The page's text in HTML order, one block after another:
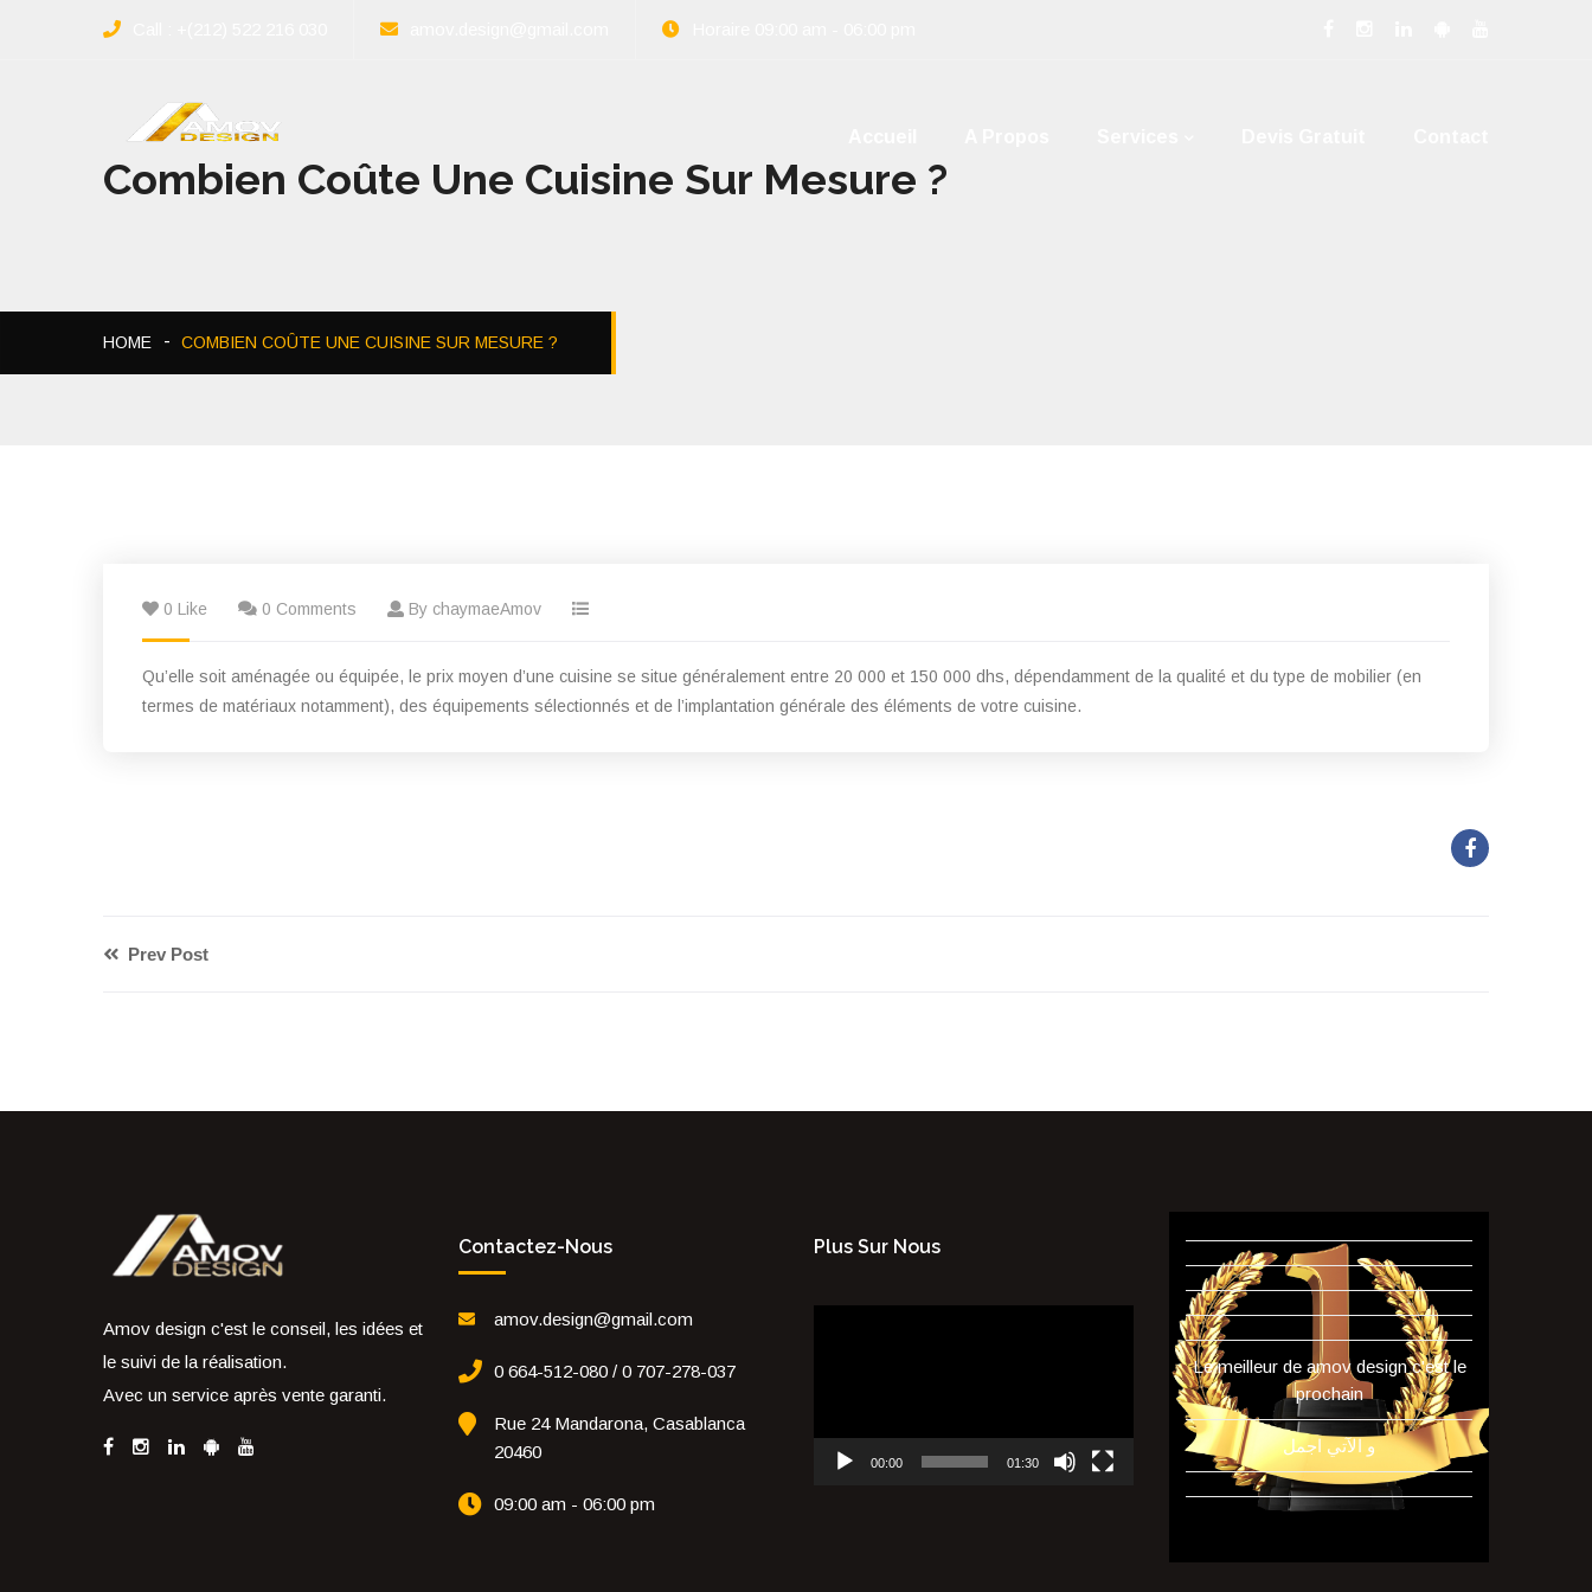
Combien Coûte Une Cuisine Sur Mesure ?
HOME COMBIEN COÛTE UNE CUISINE SUR MESURE ?
0 Like 0 Comments By chaymaeAmov
Qu’elle soit aménagée ou équipée, le prix moyen d’une cuisine se situe généralement entre 20 000 et 150 000 dhs, dépendamment de la qualité et du type de mobilier (en
termes de matériaux notamment), des équipements sélectionnés et de l’implantation générale des éléments de votre cuisine.
Prev Post
Amov design c'est le conseil, les idées et
le suivi de la réalisation.
Avec un service après vente garanti.
Contactez-Nous
amov.design@gmail.com
0 664-512-080 / 0 707-278-037
Rue 24 Mandarona, Casablanca
20460
09:00 am - 06:00 pm
Plus Sur Nous
00:00 01:30
Le meilleur de amov design c'est le
prochain
و الآتي اجمل